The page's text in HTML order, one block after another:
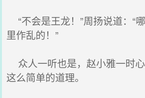
“不会是王龙！”周扬说道：“
里作乱的！”
众人一听也是，赵小雅一时
这么简单的道理。